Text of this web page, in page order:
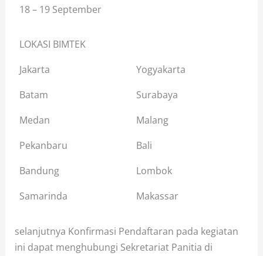
18 – 19 September
LOKASI BIMTEK
Jakarta
Yogyakarta
Batam
Surabaya
Medan
Malang
Pekanbaru
Bali
Bandung
Lombok
Samarinda
Makassar
selanjutnya Konfirmasi Pendaftaran pada kegiatan
ini dapat menghubungi Sekretariat Panitia di